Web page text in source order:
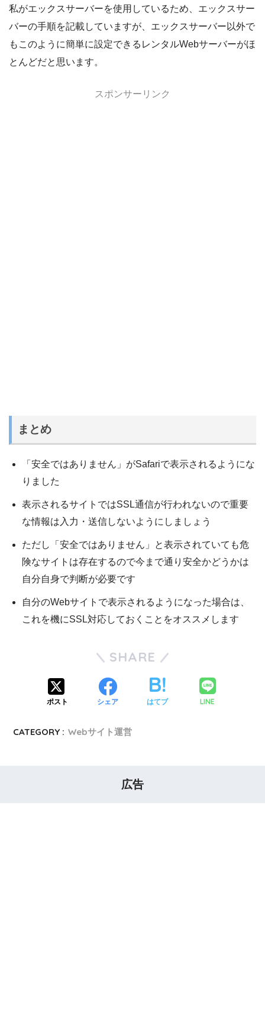
私がエックスサーバーを使用しているため、エックスサー
バーの手順を記載していますが、エックスサーバー以外で
もこのように簡単に設定できるレンタルWebサーバーがほ
とんどだと思います。
スポンサーリンク
まとめ
「安全ではありません」がSafariで表示されるようにな
りました
表示されるサイトではSSL通信が行われないので重要
な情報は入力・送信しないようにしましょう
ただし「安全ではありません」と表示されていても危
険なサイトは存在するので今まで通り安全かどうかは
自分自身で判断が必要です
自分のWebサイトで表示されるようになった場合は、
これを機にSSL対応しておくことをオススメします
SHARE
ポスト シェア はてブ LINE
CATEGORY : Webサイト運営
広告